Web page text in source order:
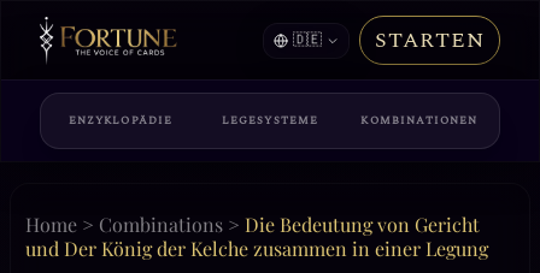
🇩🇪 STARTEN
ENZYKLOPÄDIE LEGESYSTEME KOMBINATIONEN
Home > Combinations > Die Bedeutung von Gericht
und Der König der Kelche zusammen in einer Legung